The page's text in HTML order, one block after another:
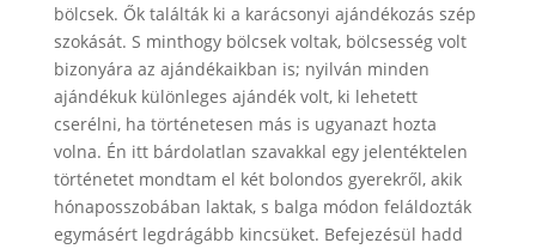
bölcsek. Ők találták ki a karácsonyi ajándékozás szép
szokását. S minthogy bölcsek voltak, bölcsesség volt
bizonyára az ajándékaikban is; nyilván minden
ajándékuk különleges ajándék volt, ki lehetett
cserélni, ha történetesen más is ugyanazt hozta
volna. Én itt bárdolatlan szavakkal egy jelentéktelen
történetet mondtam el két bolondos gyerekről, akik
hónaposszobában laktak, s balga módon feláldozták
egymásért legdrágább kincsüket. Befejezésül hadd